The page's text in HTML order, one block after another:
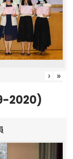
› »
2020)